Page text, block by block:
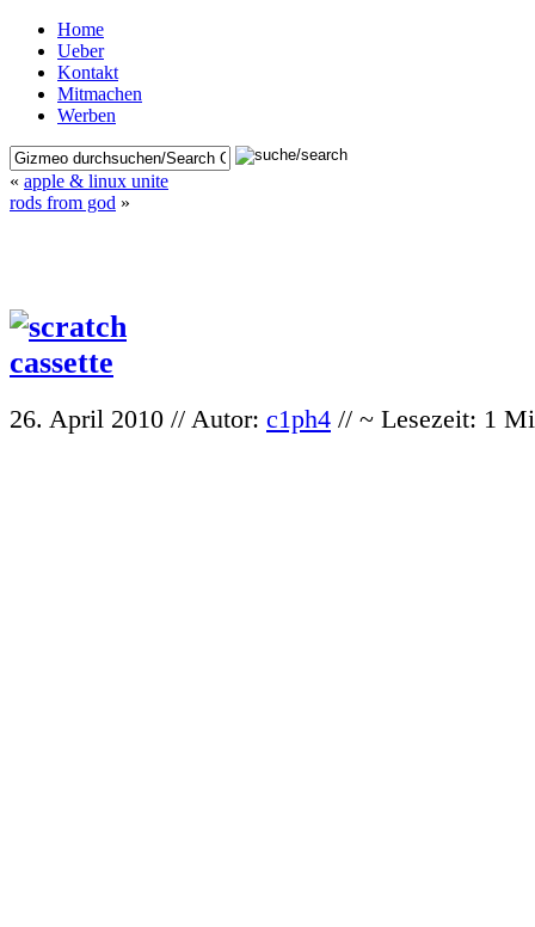
Home
Ueber
Kontakt
Mitmachen
Werben
« apple & linux unite
rods from god »
26. April 2010 // Autor: c1ph4 // ~ Lesezeit: 1